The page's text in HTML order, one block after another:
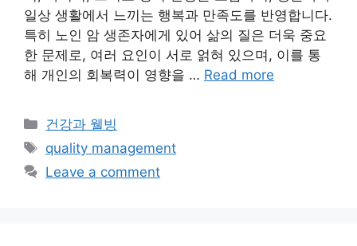
일상 생활에서 느끼는 행복과 만족도를 반영합니다.
특히 노인 암 생존자에게 있어 삶의 질은 더욱 중요
한 문제로, 여러 요인이 서로 얽혀 있으며, 이를 통
해 개인의 회복력이 영향을 … Read more
Categories
건강과 웰빙
Tags
quality management
Leave a comment